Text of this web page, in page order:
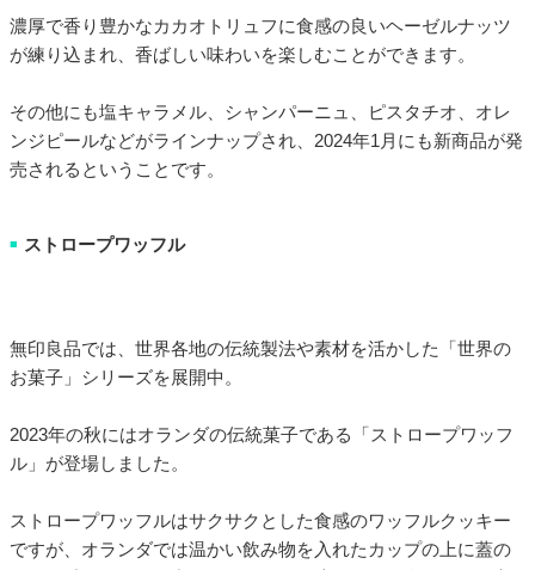
濃厚で香り豊かなカカオトリュフに食感の良いヘーゼルナッツ
が練り込まれ、香ばしい味わいを楽しむことができます。
その他にも塩キャラメル、シャンパーニュ、ピスタチオ、オレ
ンジピールなどがラインナップされ、2024年1月にも新商品が発
売されるということです。
■ ストロープワッフル
無印良品では、世界各地の伝統製法や素材を活かした「世界の
お菓子」シリーズを展開中。
2023年の秋にはオランダの伝統菓子である「ストロープワッフ
ル」が登場しました。
ストロープワッフルはサクサクとした食感のワッフルクッキー
ですが、オランダでは温かい飲み物を入れたカップの上に蓋の